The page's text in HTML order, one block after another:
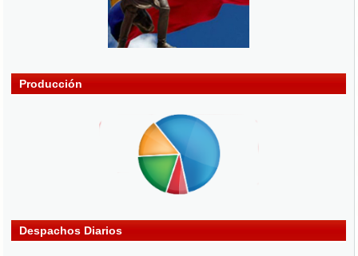
Producción
Despachos Diarios